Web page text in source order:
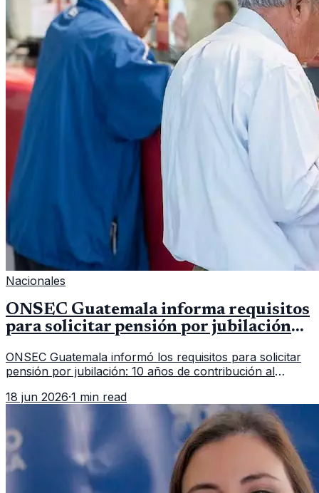
Nacionales
ONSEC Guatemala informa requisitos
para solicitar pensión por jubilación
ONSEC Guatemala informó los requisitos para solicitar
pensión por jubilación: 10 años de contribución al
importar edad.
18 jun 2026·1 min read